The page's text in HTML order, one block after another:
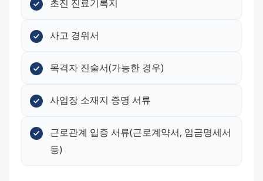
초진 진료기록지
사고 경위서
목격자 진술서(가능한 경우)
사업장 소재지 증명 서류
근로관계 입증 서류(근로계약서, 임금명세서
등)